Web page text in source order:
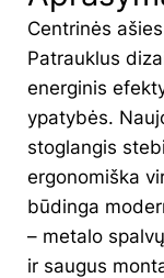
Centrinės
Patrauklus
energinis
ypatybės.
stoglangis
ergonomiška
būdinga
– metalo
ir saugus